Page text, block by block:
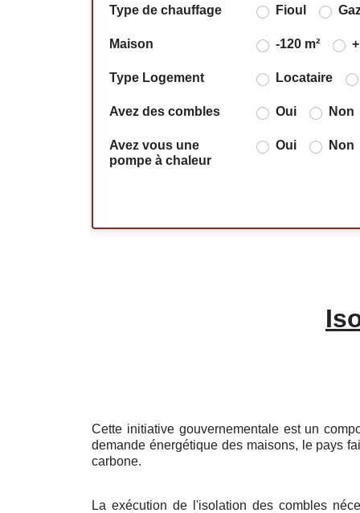
Type de chauffage Fioul
Maison -120 m²
Type Logement Locataire
Avez des combles Oui Non
Avez vous une
pompe à chaleur
Oui Non
Cette initiative gouvernementale est un
demande énergétique des maisons, le pays
carbone.
La exécution de l'isolation des combles